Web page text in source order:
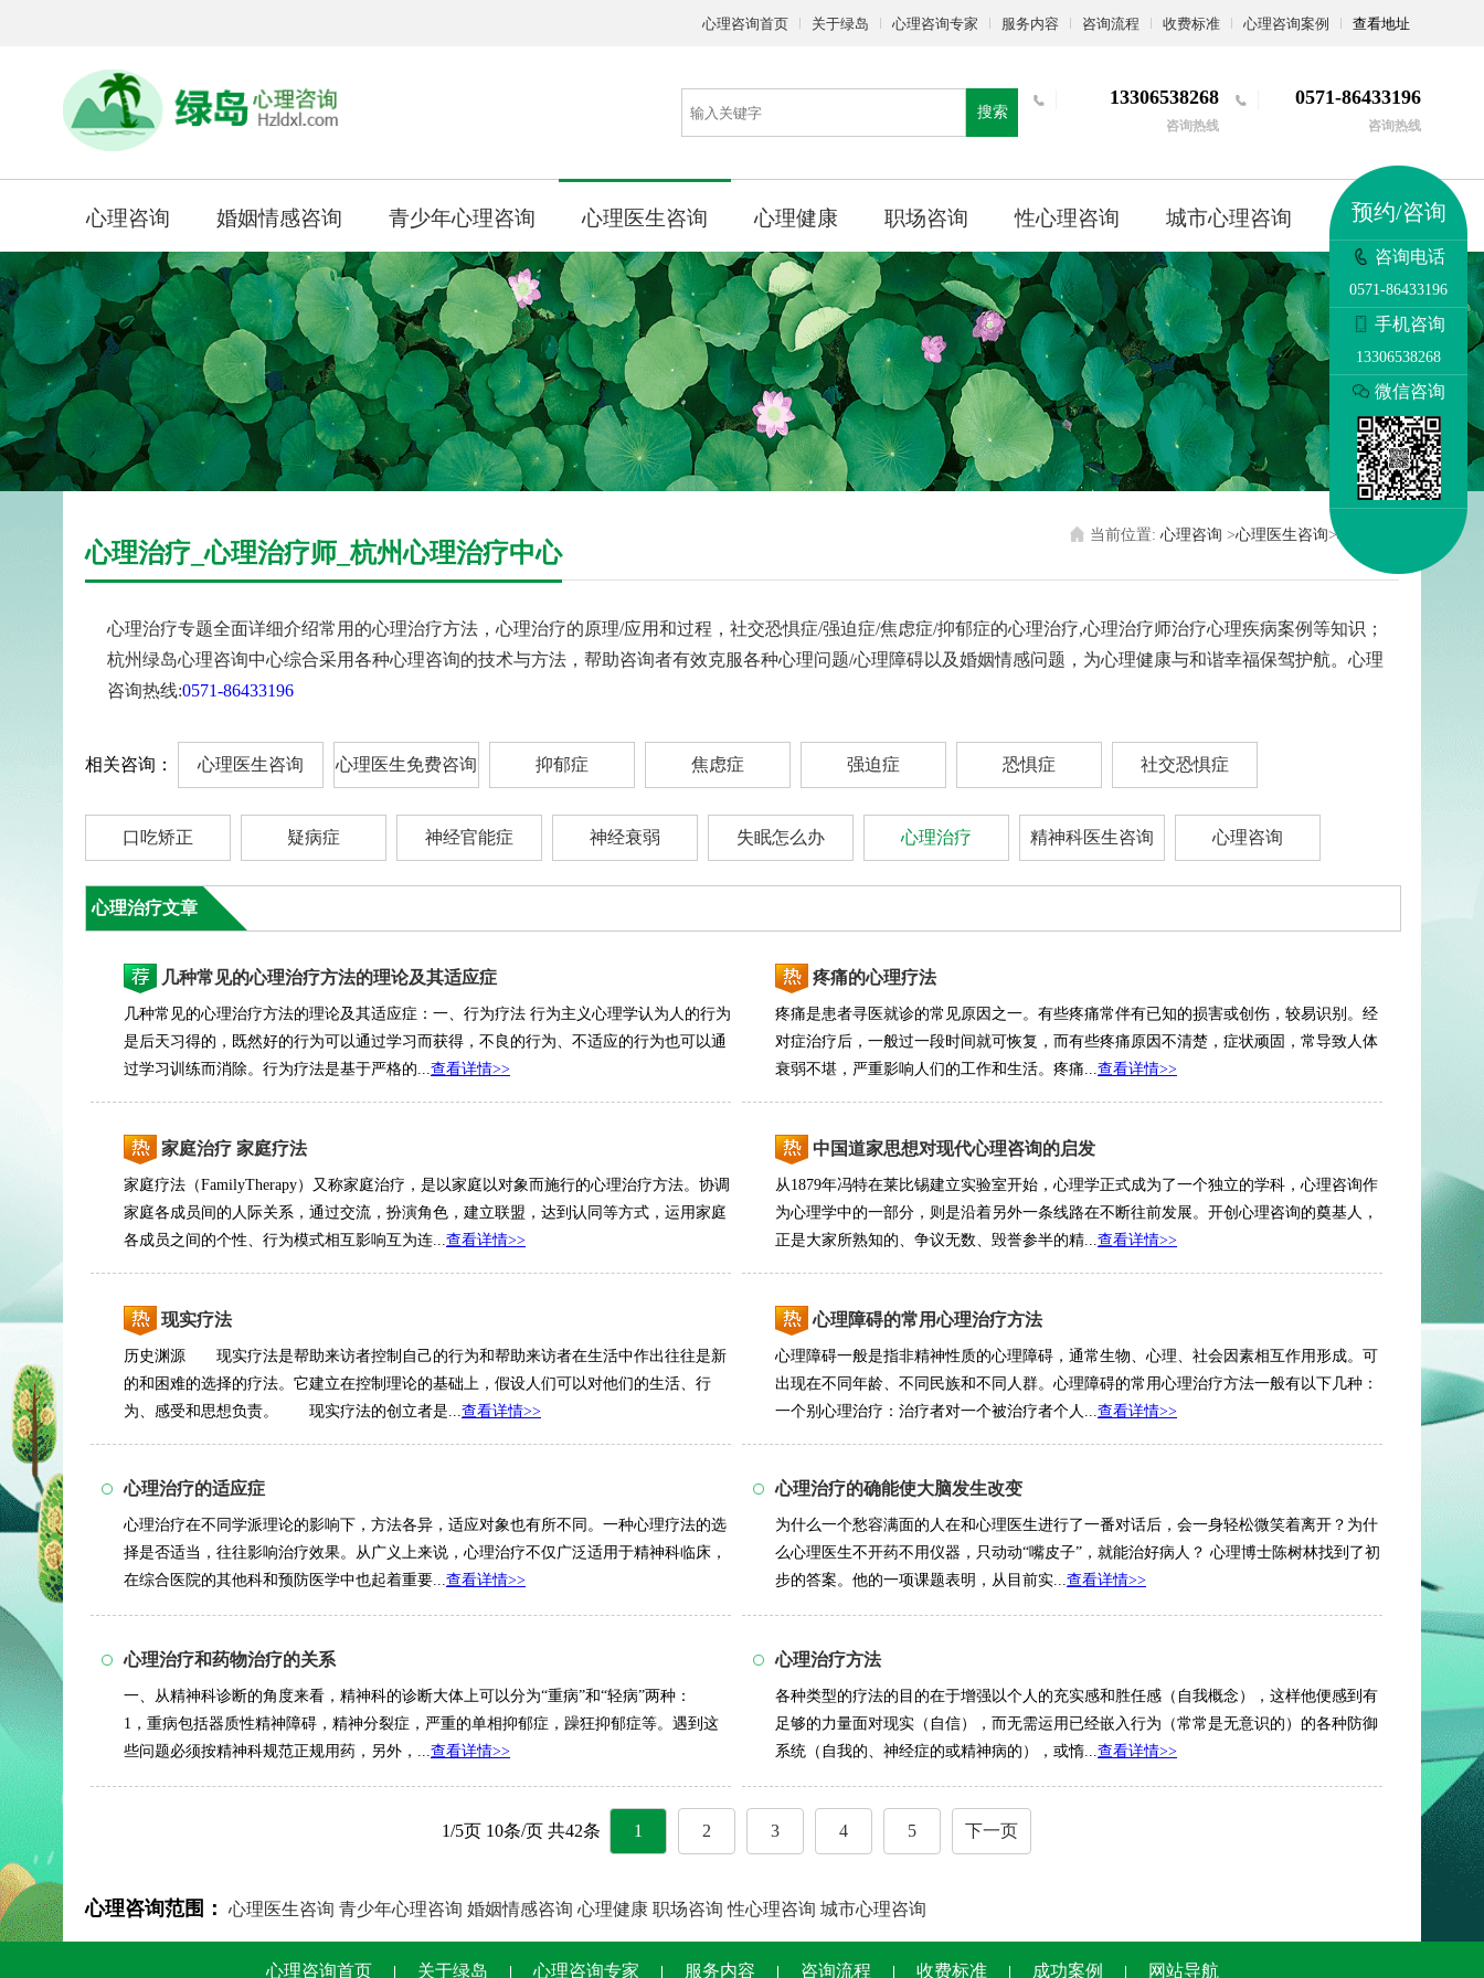
心理咨询首页 关于绿岛 心理咨询专家 服务内容 咨询流程 收费标准 心理咨询案例 查看地址
搜索
13306538268
咨询热线
0571-86433196
咨询热线
心理咨询 婚姻情感咨询 青少年心理咨询 心理医生咨询 心理健康 职场咨询 性心理咨询 城市心理咨询 更多
心理治疗_心理治疗师_杭州心理治疗中心
当前位置: 心理咨询 >心理医生咨询>心理治疗
心理治疗专题全面详细介绍常用的心理治疗方法，心理治疗的原理/应用和过程，社交恐惧症/强迫症/焦虑症/抑郁症的心理治疗,心理治疗师治疗心理疾病案例等知识；
杭州绿岛心理咨询中心综合采用各种心理咨询的技术与方法，帮助咨询者有效克服各种心理问题/心理障碍以及婚姻情感问题，为心理健康与和谐幸福保驾护航。心理
咨询热线:0571-86433196
相关咨询： 心理医生咨询 心理医生免费咨询 抑郁症 焦虑症 强迫症 恐惧症 社交恐惧症
口吃矫正 疑病症 神经官能症 神经衰弱 失眠怎么办 心理治疗 精神科医生咨询 心理咨询
心理治疗文章
几种常见的心理治疗方法的理论及其适应症
几种常见的心理治疗方法的理论及其适应症：一、行为疗法 行为主义心理学认为人的行为
是后天习得的，既然好的行为可以通过学习而获得，不良的行为、不适应的行为也可以通
过学习训练而消除。行为疗法是基于严格的...查看详情>>
疼痛的心理疗法
疼痛是患者寻医就诊的常见原因之一。有些疼痛常伴有已知的损害或创伤，较易识别。经
对症治疗后，一般过一段时间就可恢复，而有些疼痛原因不清楚，症状顽固，常导致人体
衰弱不堪，严重影响人们的工作和生活。疼痛...查看详情>>
家庭治疗 家庭疗法
家庭疗法（FamilyTherapy）又称家庭治疗，是以家庭以对象而施行的心理治疗方法。协调
家庭各成员间的人际关系，通过交流，扮演角色，建立联盟，达到认同等方式，运用家庭
各成员之间的个性、行为模式相互影响互为连...查看详情>>
中国道家思想对现代心理咨询的启发
从1879年冯特在莱比锡建立实验室开始，心理学正式成为了一个独立的学科，心理咨询作
为心理学中的一部分，则是沿着另外一条线路在不断往前发展。开创心理咨询的奠基人，
正是大家所熟知的、争议无数、毁誉参半的精...查看详情>>
现实疗法
历史渊源 现实疗法是帮助来访者控制自己的行为和帮助来访者在生活中作出往往是新
的和困难的选择的疗法。它建立在控制理论的基础上，假设人们可以对他们的生活、行
为、感受和思想负责。 现实疗法的创立者是...查看详情>>
心理障碍的常用心理治疗方法
心理障碍一般是指非精神性质的心理障碍，通常生物、心理、社会因素相互作用形成。可
出现在不同年龄、不同民族和不同人群。心理障碍的常用心理治疗方法一般有以下几种：
一个别心理治疗：治疗者对一个被治疗者个人...查看详情>>
心理治疗的适应症
心理治疗在不同学派理论的影响下，方法各异，适应对象也有所不同。一种心理疗法的选
择是否适当，往往影响治疗效果。从广义上来说，心理治疗不仅广泛适用于精神科临床，
在综合医院的其他科和预防医学中也起着重要...查看详情>>
心理治疗的确能使大脑发生改变
为什么一个愁容满面的人在和心理医生进行了一番对话后，会一身轻松微笑着离开？为什
么心理医生不开药不用仪器，只动动“嘴皮子”，就能治好病人？ 心理博士陈树林找到了初
步的答案。他的一项课题表明，从目前实...查看详情>>
心理治疗和药物治疗的关系
一、从精神科诊断的角度来看，精神科的诊断大体上可以分为“重病”和“轻病”两种：
1，重病包括器质性精神障碍，精神分裂症，严重的单相抑郁症，躁狂抑郁症等。遇到这
些问题必须按精神科规范正规用药，另外，...查看详情>>
心理治疗方法
各种类型的疗法的目的在于增强以个人的充实感和胜任感（自我概念），这样他便感到有
足够的力量面对现实（自信），而无需运用已经嵌入行为（常常是无意识的）的各种防御
系统（自我的、神经症的或精神病的），或惰...查看详情>>
1/5页 10条/页 共42条 1 2 3 4 5 下一页
心理咨询范围： 心理医生咨询 青少年心理咨询 婚姻情感咨询 心理健康 职场咨询 性心理咨询 城市心理咨询
预约/咨询
咨询电话
0571-86433196
手机咨询
13306538268
微信咨询
心理咨询首页 关于绿岛 心理咨询专家 服务内容 咨询流程 收费标准 成功案例 网站导航